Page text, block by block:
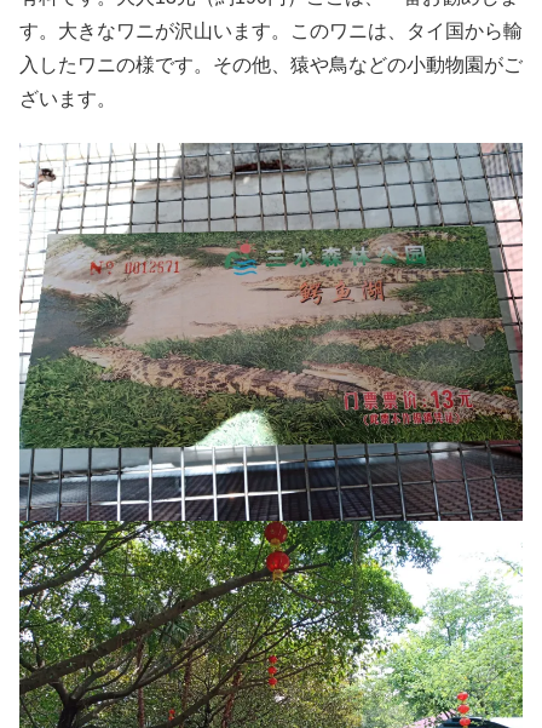
す。大きなワニが沢山います。このワニは、タイ国から輸
入したワニの様です。その他、猿や鳥などの小動物園がご
ざいます。